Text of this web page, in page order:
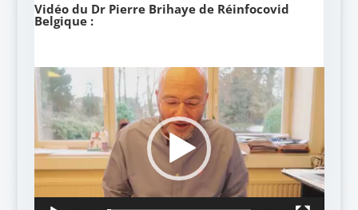
Vidéo du Dr Pierre Brihaye de Réinfocovid
Belgique :
Lecteur
vidéo